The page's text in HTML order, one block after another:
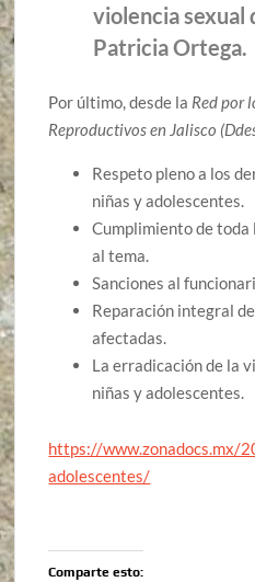
violencia sexual
Patricia Ortega.
Por último, desde la Red por
Reproductivos en Jalisco
Respeto pleno a los
niñas y adolescentes.
Cumplimiento de
al tema.
Sanciones al
Reparación integral
afectadas.
La erradicación de la
niñas y adolescentes.
https://www.zonadocs.mx/
adolescentes/
Comparte esto: